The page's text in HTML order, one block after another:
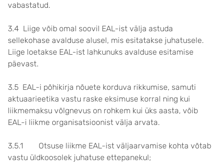
vabastatud.
3.4 Liige võib omal soovil EAL-ist välja astuda
sellekohase avalduse alusel, mis esitatakse juhatusele.
Liige loetakse EAL-ist lahkunuks avalduse esitamise
päevast.
3.5 EAL-i põhikirja nõuete korduva rikkumise, samuti
aktuaarieetika vastu raske eksimuse korral ning kui
liikmemaksu võlgnevus on rohkem kui üks aasta, võib
EAL-i liikme organisatsioonist välja arvata.
3.5.1 Otsuse liikme EAL-ist väljaarvamise kohta võtab
vastu üldkoosolek juhatuse ettepanekul;